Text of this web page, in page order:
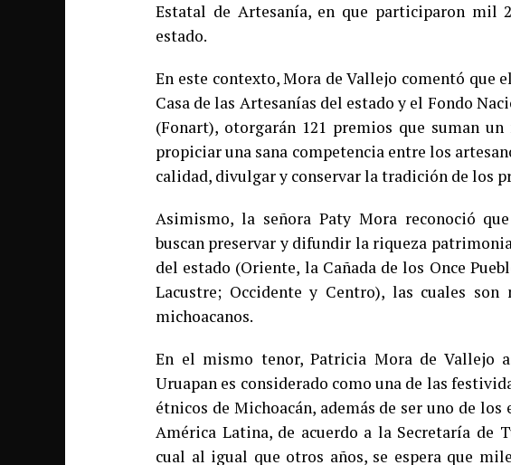
Estatal de Artesanía, en que participaron mil
estado.
En este contexto, Mora de Vallejo comentó que
Casa de las Artesanías del estado y el Fondo
(Fonart), otorgarán 121 premios que suman
propiciar una sana competencia entre los
calidad, divulgar y conservar la tradición de los
Asimismo, la señora Paty Mora reconoció
buscan preservar y difundir la riqueza
del estado (Oriente, la Cañada de los Once
Lacustre; Occidente y Centro), las cuales
michoacanos.
En el mismo tenor, Patricia Mora de Vallejo
Uruapan es considerado como una de las
étnicos de Michoacán, además de ser uno de
América Latina, de acuerdo a la Secretaría de
cual al igual que otros años, se espera que